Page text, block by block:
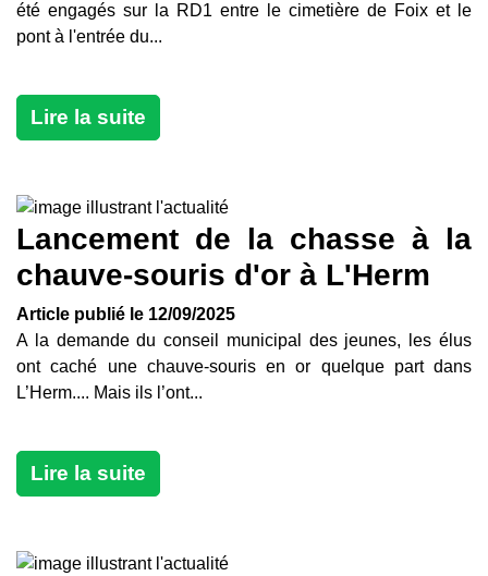
été engagés sur la RD1 entre le cimetière de Foix et le
pont à l'entrée du...
Lire la suite
Lancement de la chasse à la
chauve-souris d'or à L'Herm
Article publié le 12/09/2025
A la demande du conseil municipal des jeunes, les élus
ont caché une chauve-souris en or quelque part dans
L’Herm.... Mais ils l’ont...
Lire la suite